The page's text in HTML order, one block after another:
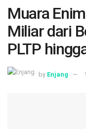
Muara
Miliar dari
PLTP
by Enjang